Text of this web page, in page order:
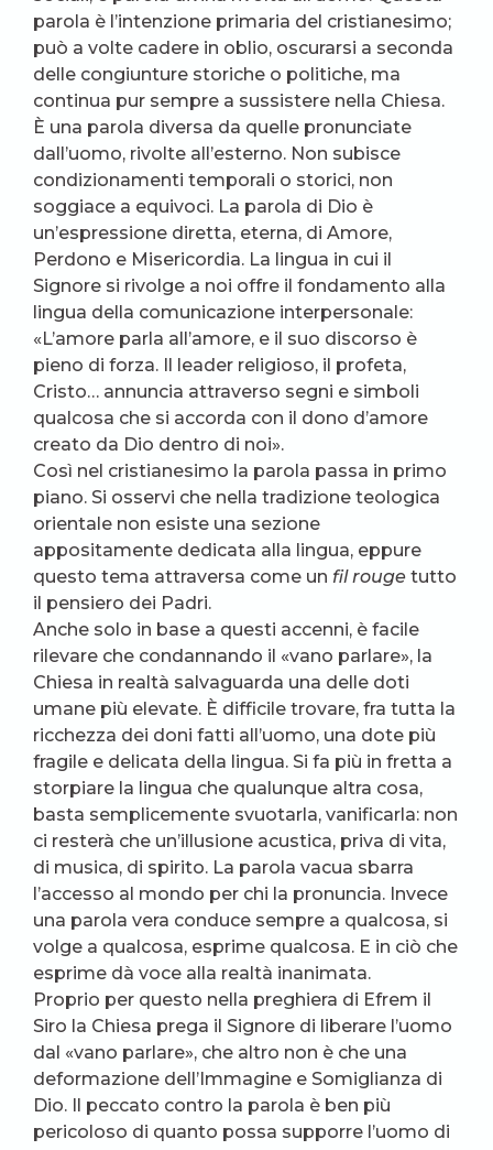
parola è l’intenzione primaria del cristianesimo;
può a volte cadere in oblio, oscurarsi a seconda
delle congiunture storiche o politiche, ma
continua pur sempre a sussistere nella Chiesa.
È una parola diversa da quelle pronunciate
dall’uomo, rivolte all’esterno. Non subisce
condizionamenti temporali o storici, non
soggiace a equivoci. La parola di Dio è
un’espressione diretta, eterna, di Amore,
Perdono e Misericordia. La lingua in cui il
Signore si rivolge a noi offre il fondamento alla
lingua della comunicazione interpersonale:
«L’amore parla all’amore, e il suo discorso è
pieno di forza. Il leader religioso, il profeta,
Cristo… annuncia attraverso segni e simboli
qualcosa che si accorda con il dono d’amore
creato da Dio dentro di noi».
Così nel cristianesimo la parola passa in primo
piano. Si osservi che nella tradizione teologica
orientale non esiste una sezione
appositamente dedicata alla lingua, eppure
questo tema attraversa come un fil rouge tutto
il pensiero dei Padri.
Anche solo in base a questi accenni, è facile
rilevare che condannando il «vano parlare», la
Chiesa in realtà salvaguarda una delle doti
umane più elevate. È difficile trovare, fra tutta la
ricchezza dei doni fatti all’uomo, una dote più
fragile e delicata della lingua. Si fa più in fretta a
storpiare la lingua che qualunque altra cosa,
basta semplicemente svuotarla, vanificarla: non
ci resterà che un’illusione acustica, priva di vita,
di musica, di spirito. La parola vacua sbarra
l’accesso al mondo per chi la pronuncia. Invece
una parola vera conduce sempre a qualcosa, si
volge a qualcosa, esprime qualcosa. E in ciò che
esprime dà voce alla realtà inanimata.
Proprio per questo nella preghiera di Efrem il
Siro la Chiesa prega il Signore di liberare l’uomo
dal «vano parlare», che altro non è che una
deformazione dell’Immagine e Somiglianza di
Dio. Il peccato contro la parola è ben più
pericoloso di quanto possa supporre l’uomo di